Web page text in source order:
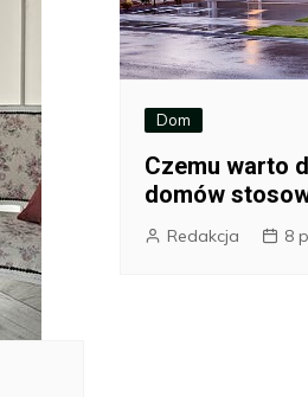
Dom
Czemu warto
domów
Redakcja 8